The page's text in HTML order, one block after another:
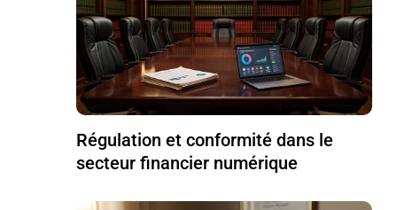
Régulation et conformité dans le
secteur financier numérique